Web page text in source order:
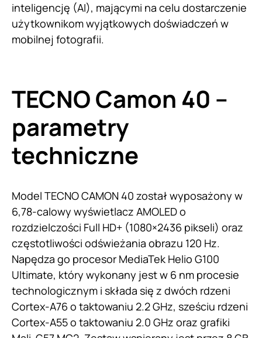
inteligencję (AI), mającymi na celu dostarczenie
użytkownikom wyjątkowych doświadczeń w
mobilnej fotografii.
TECNO Camon 40 –
parametry
techniczne
Model TECNO CAMON 40 został wyposażony w
6,78-calowy wyświetlacz AMOLED o
rozdzielczości Full HD+ (1080×2436 pikseli) oraz
częstotliwości odświeżania obrazu 120 Hz.
Napędza go procesor MediaTek Helio G100
Ultimate, który wykonany jest w 6 nm procesie
technologicznym i składa się z dwóch rdzeni
Cortex-A76 o taktowaniu 2.2 GHz, sześciu rdzeni
Cortex-A55 o taktowaniu 2.0 GHz oraz grafiki